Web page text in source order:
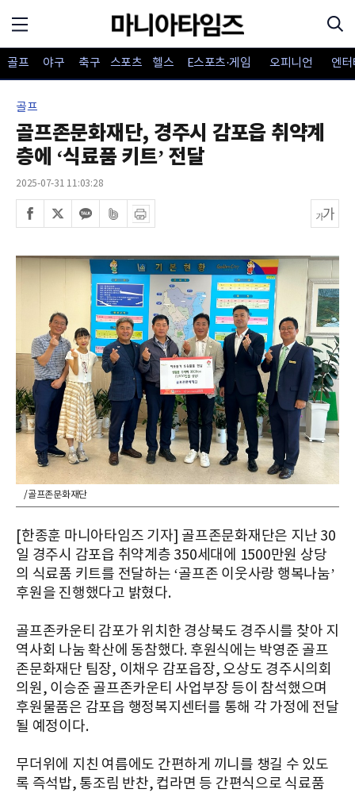
골프 야구 축구 스포츠 헬스 E스포츠·게임 오피니언 엔
골프
골프존문화재단, 경주시 감포읍 취약계
층에 ‘식료품 키트’ 전달
2025-07-31 11:03:28
/골프존문화재단
[한종훈 마니아타임즈 기자] 골프존문화재단은 지난 30
일 경주시 감포읍 취약계층 350세대에 1500만원 상당
의 식료품 키트를 전달하는 ‘골프존 이웃사랑 행복나눔’
후원을 진행했다고 밝혔다.
골프존카운티 감포가 위치한 경상북도 경주시를 찾아 지
역사회 나눔 확산에 동참했다. 후원식에는 박영준 골프
존문화재단 팀장, 이채우 감포읍장, 오상도 경주시의회
의원, 이승준 골프존카운티 사업부장 등이 참석했으며
후원물품은 감포읍 행정복지센터를 통해 각 가정에 전달
될 예정이다.
무더위에 지친 여름에도 간편하게 끼니를 챙길 수 있도
록 즉석밥, 통조림 반찬, 컵라면 등 간편식으로 식료품